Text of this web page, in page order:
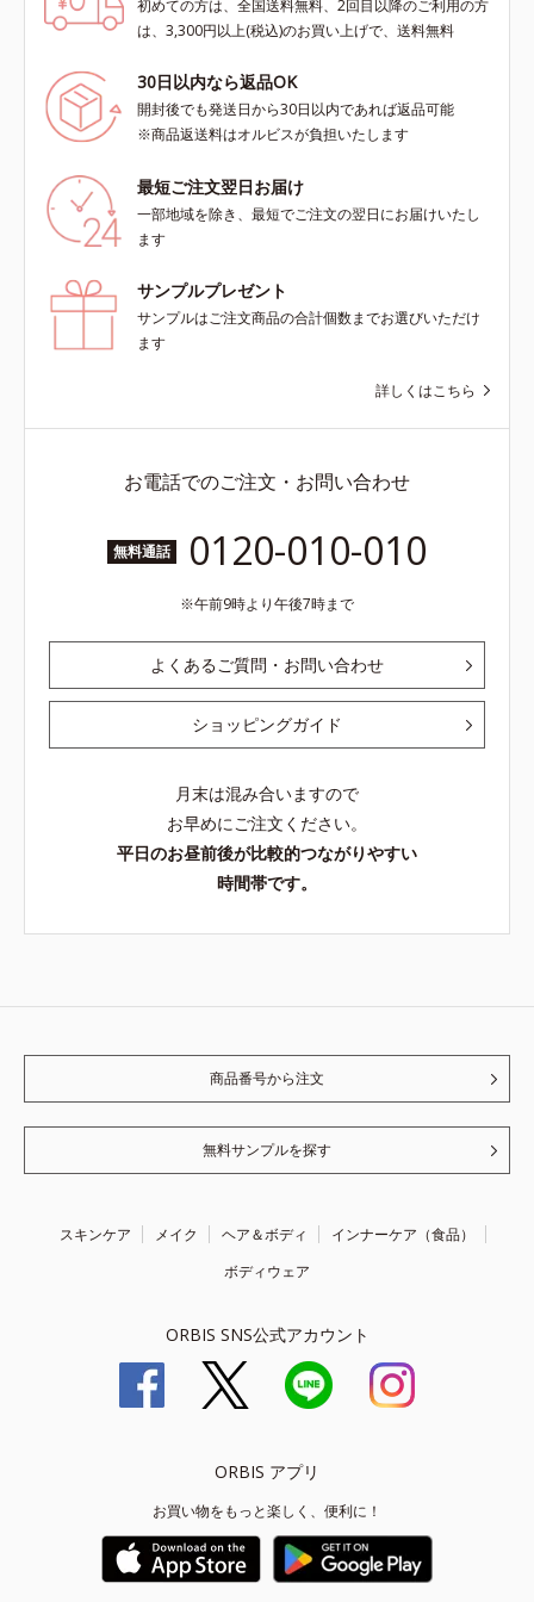
初めての方は、全国送料無料、2回目以降のご利用の方
は、3,300円以上(税込)のお買い上げで、送料無料
30日以内なら返品OK
開封後でも発送日から30日以内であれば返品可能
※商品返送料はオルビスが負担いたします
最短ご注文翌日お届け
一部地域を除き、最短でご注文の翌日にお届けいたし
ます
サンプルプレゼント
サンプルはご注文商品の合計個数までお選びいただけ
ます
詳しくはこちら
お電話でのご注文・お問い合わせ
無料通話 0120-010-010
午前9時より午後7時まで
よくあるご質問・お問い合わせ
ショッピングガイド
月末は混み合いますので
お早めにご注文ください。
平日のお昼前後が比較的つながりやすい
時間帯です。
商品番号から注文
無料サンプルを探す
スキンケア メイク ヘア＆ボディ
インナーケア（食品）
ボディウェア
ORBIS SNS公式アカウント
ORBIS アプリ
お買い物をもっと楽しく、便利に！